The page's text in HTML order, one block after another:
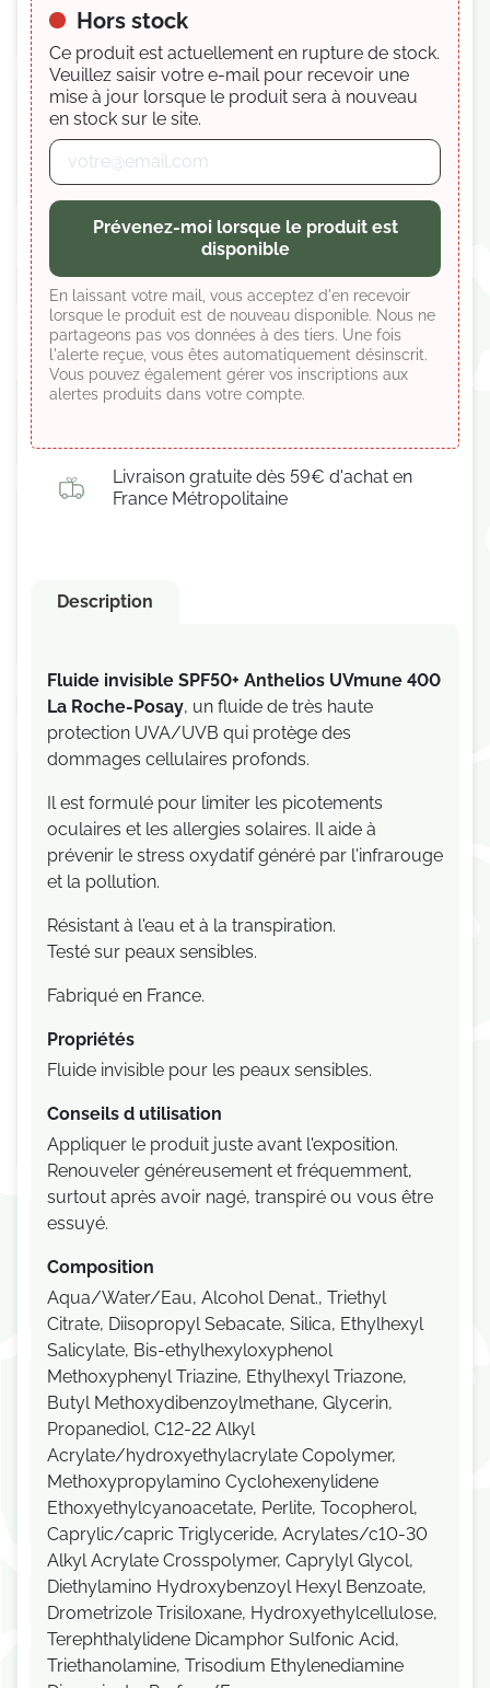
Hors stock
Ce produit est actuellement en rupture de stock.
Veuillez saisir votre e-mail pour recevoir une
mise à jour lorsque le produit sera à nouveau
en stock sur le site.
Prévenez-moi lorsque le produit est
disponible
En laissant votre mail, vous acceptez d'en recevoir
lorsque le produit est de nouveau disponible. Nous ne
partageons pas vos données à des tiers. Une fois
l'alerte reçue, vous êtes automatiquement désinscrit.
Vous pouvez également gérer vos inscriptions aux
alertes produits dans votre compte.
Livraison gratuite dès 59€ d'achat en
France Métropolitaine
Description
Fluide invisible SPF50+ Anthelios UVmune 400
La Roche-Posay, un fluide de très haute
protection UVA/UVB qui protège des
dommages cellulaires profonds.
Il est formulé pour limiter les picotements
oculaires et les allergies solaires. Il aide à
prévenir le stress oxydatif généré par l'infrarouge
et la pollution.
Résistant à l'eau et à la transpiration.
Testé sur peaux sensibles.
Fabriqué en France.
Propriétés
Fluide invisible pour les peaux sensibles.
Conseils d utilisation
Appliquer le produit juste avant l'exposition.
Renouveler généreusement et fréquemment,
surtout après avoir nagé, transpiré ou vous être
essuyé.
Composition
Aqua/Water/Eau, Alcohol Denat., Triethyl
Citrate, Diisopropyl Sebacate, Silica, Ethylhexyl
Salicylate, Bis-ethylhexyloxyphenol
Methoxyphenyl Triazine, Ethylhexyl Triazone,
Butyl Methoxydibenzoylmethane, Glycerin,
Propanediol, C12-22 Alkyl
Acrylate/hydroxyethylacrylate Copolymer,
Methoxypropylamino Cyclohexenylidene
Ethoxyethylcyanoacetate, Perlite, Tocopherol,
Caprylic/capric Triglyceride, Acrylates/c10-30
Alkyl Acrylate Crosspolymer, Caprylyl Glycol,
Diethylamino Hydroxybenzoyl Hexyl Benzoate,
Drometrizole Trisiloxane, Hydroxyethylcellulose,
Terephthalylidene Dicamphor Sulfonic Acid,
Triethanolamine, Trisodium Ethylenediamine